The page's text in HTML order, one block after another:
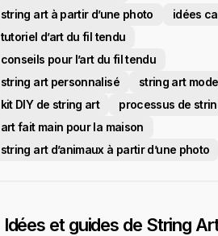
string art à partir d’une photo
idées
tutoriel d’art du fil tendu
conseils pour l’art du fil tendu
string art personnalisé
string art
kit DIY de string art
processus de
art fait main pour la maison
string art d’animaux à partir d’une photo
Idées et guides de String